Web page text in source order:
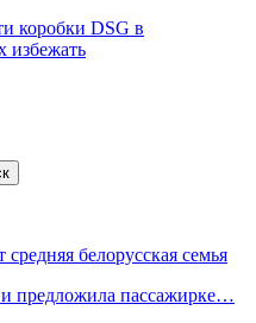
коробки DSG в
избежать
средняя белорусская семья
предложила пассажирке…